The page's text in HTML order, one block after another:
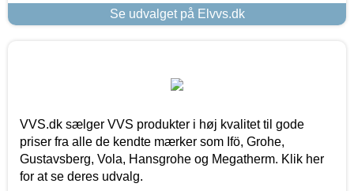
Se udvalget på Elvvs.dk
VVS.dk sælger VVS produkter i høj kvalitet til gode
priser fra alle de kendte mærker som Ifö, Grohe,
Gustavsberg, Vola, Hansgrohe og Megatherm. Klik her
for at se deres udvalg.